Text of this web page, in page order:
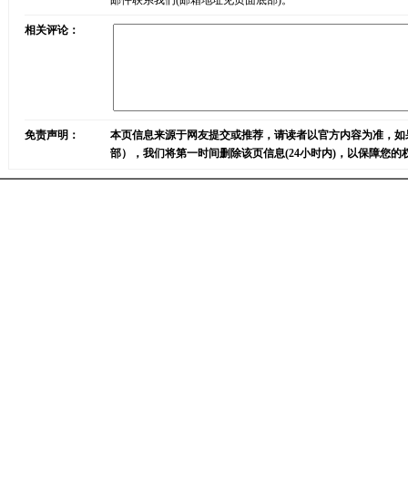
相关评论：
免责声明：
本页信息来源于网友提交或推荐，请读者以官方内容为准，
部），我们将第一时间删除该页信息(24小时内)，以保障您的